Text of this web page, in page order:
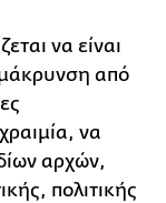
να είναι
από
να
αρχών,
πολιτικής